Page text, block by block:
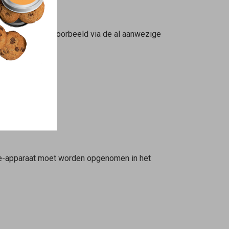
gemaakt, bijvoorbeeld via de al aanwezige
moet worden opgenomen in het